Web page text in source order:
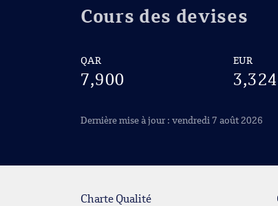
Cours des devises
QAR
7,900
EUR
3,324
Dernière mise à jour : vendredi 7 août 2026
Charte Qualité